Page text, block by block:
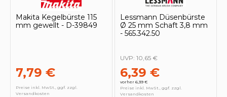
Makita Kegelbürste 115
mm gewellt - D-39849
7,79 €
Preise inkl. MwSt., ggf. zzgl.
Versandkosten
Lessmann Düsenbürste
Ø 25 mm Schaft 3,8 mm
- 565.342.50
6,39 €
vorher 6,39 €
UVP: 10,65 €
Preise inkl. MwSt., ggf. zzgl.
Versandkosten